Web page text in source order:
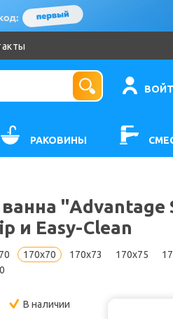
РАКОВИНЫ
"Advantage
и Easy-Clean
170x70 170x73 170x75
В наличии